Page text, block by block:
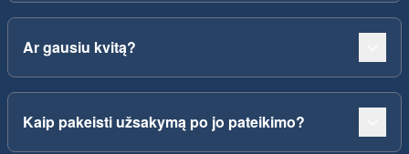
Ar gausiu kvitą?
Kaip pakeisti užsakymą po jo pateikimo?